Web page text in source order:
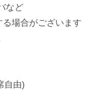
など
場合がございます
自由)